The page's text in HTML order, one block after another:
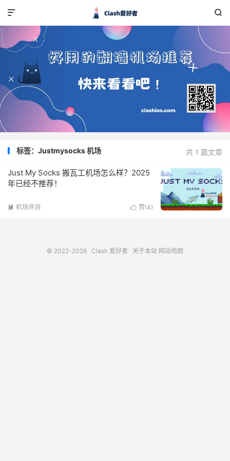


共 1 篇文章
标签：Justmysocks 机场
Just My Socks 搬瓦工机场怎么样？2025
年已经不推荐！
 赞(4)
 机场评测
© 2022-2026 Clash 爱好者 关于本站 网站地图